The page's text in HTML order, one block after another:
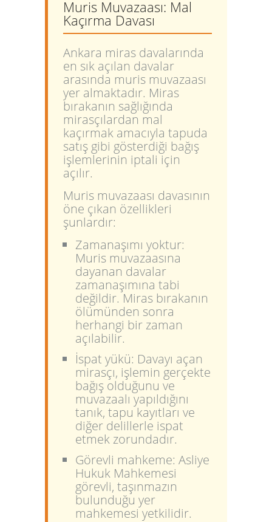
Muris Muvazaası: Mal
Kaçırma Davası
Ankara miras davalarında
en sık açılan davalar
arasında muris muvazaası
yer almaktadır. Miras
bırakanın sağlığında
mirasçılardan mal
kaçırmak amacıyla tapuda
satış gibi gösterdiği bağış
işlemlerinin iptali için
açılır.
Muris muvazaası davasının
öne çıkan özellikleri
şunlardır:
Zamanaşımı yoktur:
Muris muvazaasına
dayanan davalar
zamanaşımına tabi
değildir. Miras bırakanın
ölümünden sonra
herhangi bir zaman
açılabilir.
İspat yükü: Davayı açan
mirasçı, işlemin gerçekte
bağış olduğunu ve
muvazaalı yapıldığını
tanık, tapu kayıtları ve
diğer delillerle ispat
etmek zorundadır.
Görevli mahkeme: Asliye
Hukuk Mahkemesi
görevli, taşınmazın
bulunduğu yer
mahkemesi yetkilidir.